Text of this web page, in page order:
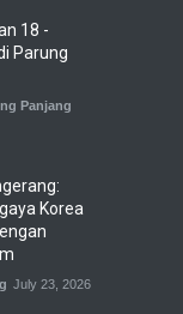
18 -
Parung
Panjang
Korea
July 23, 2026